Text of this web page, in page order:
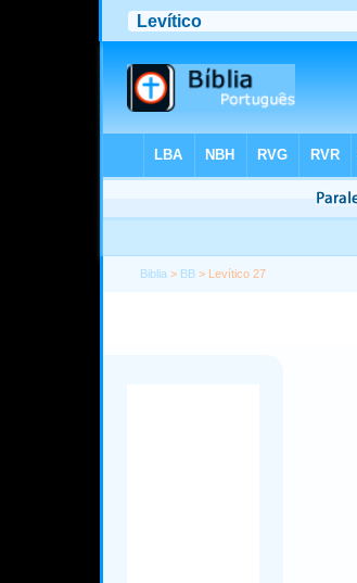
Biblia > BB > Levítico 27